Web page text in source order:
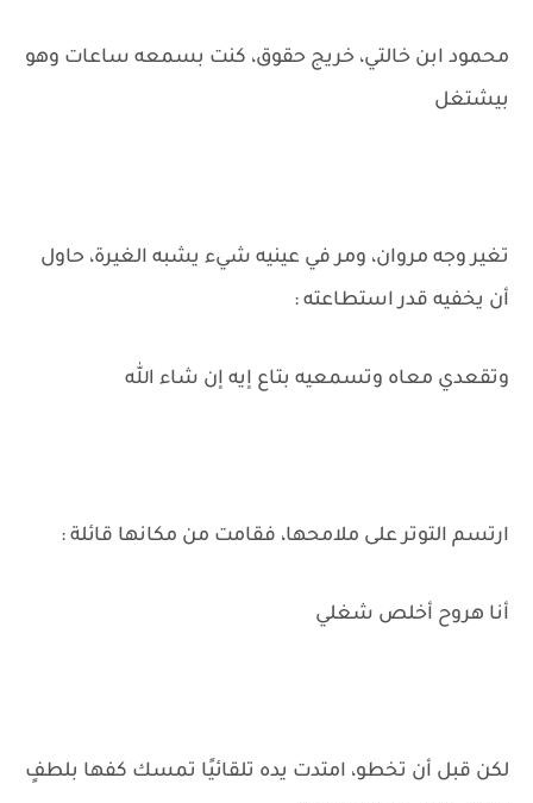
محمود ابن خالتي، خريج حقوق، كنت بسمعه ساعات وهو
بيشتغل
تغير وجه مروان، ومر في عينيه شيء يشبه الغيرة، حاول
أن يخفيه قدر استطاعته :
وتقعدي معاه وتسمعيه بتاع إيه إن شاء الله
ارتسم التوتر على ملامحها، فقامت من مكانها قائلة :
أنا هروح أخلص شغلي
لكن قبل أن تخطو، امتدت يده تلقائيًا تمسك كفها بلطفٍ